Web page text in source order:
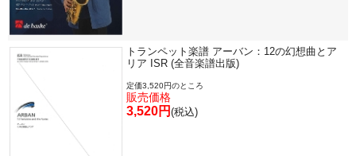
トランペット楽譜 アーバン：12の幻想曲とア
リア ISR (全音楽譜出版)
定価3,520円のところ
販売価格
3,520円 (税込)